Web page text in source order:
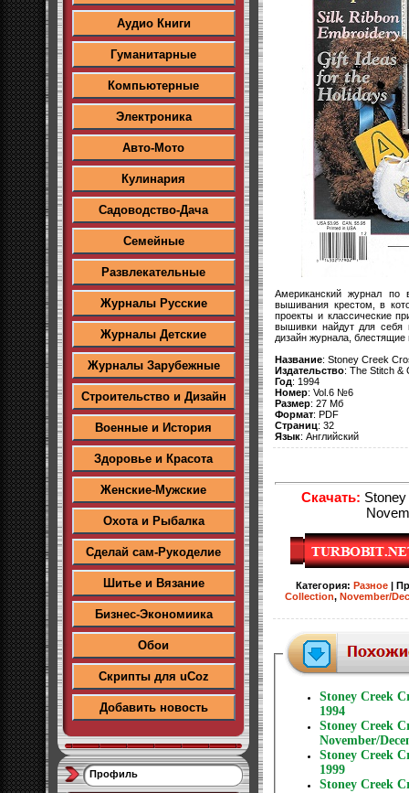
Аудио Книги
Гуманитарные
Компьютерные
Электроника
Авто-Мото
Кулинария
Садоводство-Дача
Семейные
Развлекательные
Журналы Русские
Журналы Детские
Журналы Зарубежные
Строительство и Дизайн
Военные и История
Здоровье и Красота
Женские-Мужские
Охота и Рыбалка
Сделай сам-Рукоделие
Шитье и Вязание
Бизнес-Экономиика
Обои
Скрипты для uCoz
Добавить новость
Профиль
Американский журнал по
вышивания крестом, в
проекты и классические
вышивки найдут для себя
дизайн журнала,
Название: Stoney Creek
Издательство: The Stitch &
Год: 1994
Номер: Vol.6 №6
Размер: 27 Мб
Формат: PDF
Страниц: 32
Язык: Английский
Скачать:
Категория: Разное
Collection, November/
Stoney Creek
1994
Stoney Creek
November/
Stoney Creek
1999
Stoney Creek